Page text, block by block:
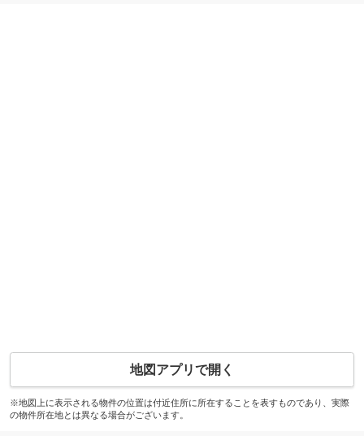
地図アプリで開く
※地図上に表示される物件の位置は付近住所に所在することを表すものであり、実際
の物件所在地とは異なる場合がございます。